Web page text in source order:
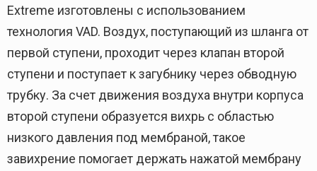
Extreme изготовлены с использованием
технология VAD. Воздух, поступающий из шланга от
первой ступени, проходит через клапан второй
ступени и поступает к загубнику через обводную
трубку. За счет движения воздуха внутри корпуса
второй ступени образуется вихрь с областью
низкого давления под мембраной, такое
завихрение помогает держать нажатой мембрану